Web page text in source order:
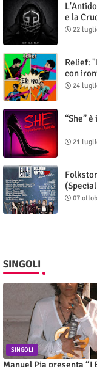
e la
22
Relief:
con
24
“She”
21
07
SINGOLI
SINGOLI
Manuel Pia presenta “I